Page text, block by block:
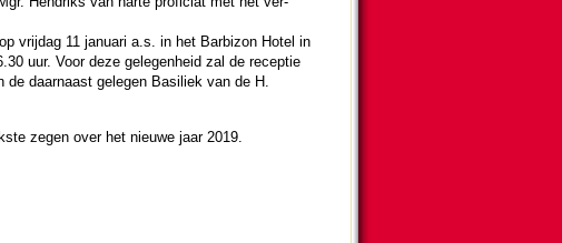
vrij­dag 11 januari a.s. in het Barbizon Hotel in
uur. Voor deze gelegen­heid zal de receptie
de daar­naast gelegen Basiliek van de H.
zegen over het nieuwe jaar 2019.